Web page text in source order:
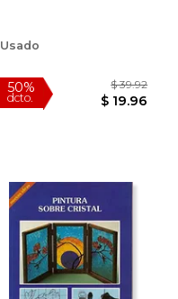
Usado